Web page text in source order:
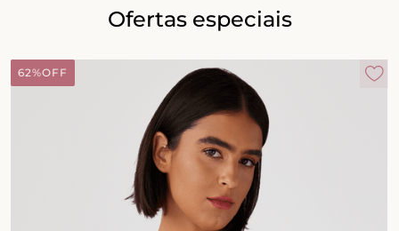
Ofertas especiais
62%OFF